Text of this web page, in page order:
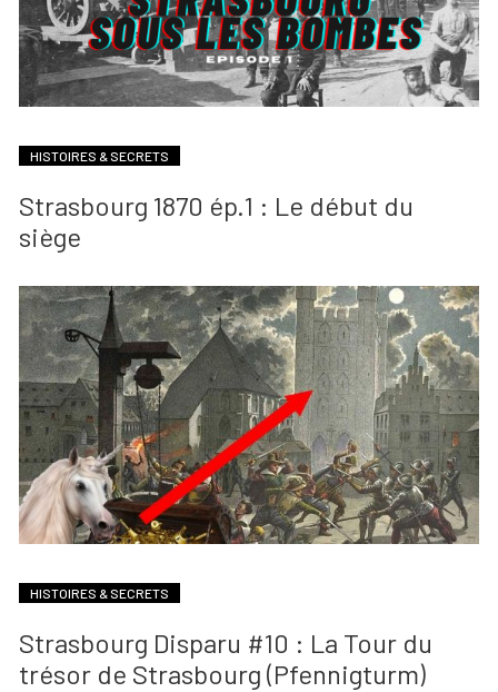
HISTOIRES & SECRETS
Strasbourg 1870 ép.1 : Le début du
siège
HISTOIRES & SECRETS
Strasbourg Disparu #10 : La Tour du
trésor de Strasbourg (Pfennigturm)